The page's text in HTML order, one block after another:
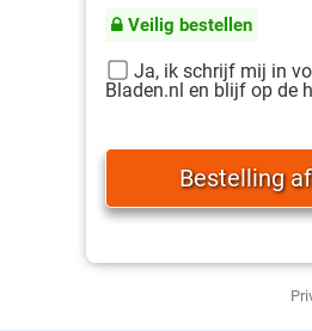
Veilig bestellen
Ja, ik schrijf mij in
Bladen.nl en blijf op de